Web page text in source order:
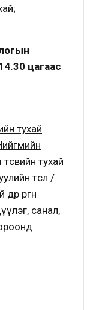
цагаас
тухай
тухай
төсөл /
өргөн
санал,